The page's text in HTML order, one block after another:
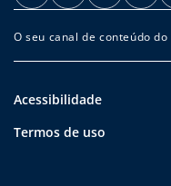
O seu canal de conteúdo
Acessibilidade
Termos de uso